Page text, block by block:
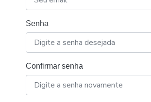
Senha
Confirmar senha